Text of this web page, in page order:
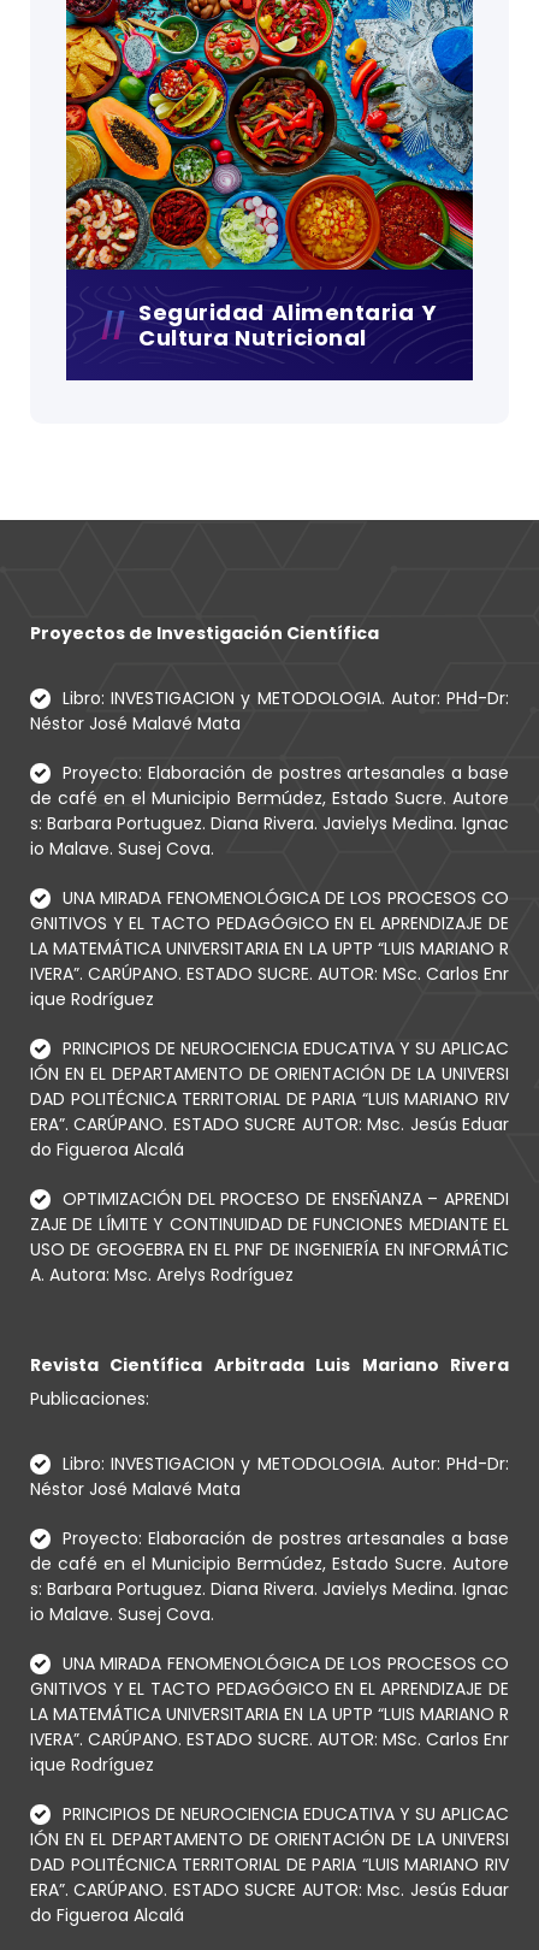
Seguridad Alimentaria Y
Cultura Nutricional
Proyectos de Investigación Científica
Libro: INVESTIGACION y METODOLOGIA. Autor: PHd-Dr:
Néstor José Malavé Mata
Proyecto: Elaboración de postres artesanales a base
de café en el Municipio Bermúdez, Estado Sucre. Autore
s: Barbara Portuguez. Diana Rivera. Javielys Medina. Ignac
io Malave. Susej Cova.
UNA MIRADA FENOMENOLÓGICA DE LOS PROCESOS CO
GNITIVOS Y EL TACTO PEDAGÓGICO EN EL APRENDIZAJE DE
LA MATEMÁTICA UNIVERSITARIA EN LA UPTP “LUIS MARIANO R
IVERA”. CARÚPANO. ESTADO SUCRE. AUTOR: MSc. Carlos Enr
ique Rodríguez
PRINCIPIOS DE NEUROCIENCIA EDUCATIVA Y SU APLICAC
IÓN EN EL DEPARTAMENTO DE ORIENTACIÓN DE LA UNIVERSI
DAD POLITÉCNICA TERRITORIAL DE PARIA “LUIS MARIANO RIV
ERA”. CARÚPANO. ESTADO SUCRE AUTOR: Msc. Jesús Eduar
do Figueroa Alcalá
OPTIMIZACIÓN DEL PROCESO DE ENSEÑANZA – APRENDI
ZAJE DE LÍMITE Y CONTINUIDAD DE FUNCIONES MEDIANTE EL
USO DE GEOGEBRA EN EL PNF DE INGENIERÍA EN INFORMÁTIC
A. Autora: Msc. Arelys Rodríguez
Revista Científica Arbitrada Luis Mariano Rivera
Publicaciones:
Libro: INVESTIGACION y METODOLOGIA. Autor: PHd-Dr:
Néstor José Malavé Mata
Proyecto: Elaboración de postres artesanales a base
de café en el Municipio Bermúdez, Estado Sucre. Autore
s: Barbara Portuguez. Diana Rivera. Javielys Medina. Ignac
io Malave. Susej Cova.
UNA MIRADA FENOMENOLÓGICA DE LOS PROCESOS CO
GNITIVOS Y EL TACTO PEDAGÓGICO EN EL APRENDIZAJE DE
LA MATEMÁTICA UNIVERSITARIA EN LA UPTP “LUIS MARIANO R
IVERA”. CARÚPANO. ESTADO SUCRE. AUTOR: MSc. Carlos Enr
ique Rodríguez
PRINCIPIOS DE NEUROCIENCIA EDUCATIVA Y SU APLICAC
IÓN EN EL DEPARTAMENTO DE ORIENTACIÓN DE LA UNIVERSI
DAD POLITÉCNICA TERRITORIAL DE PARIA “LUIS MARIANO RIV
ERA”. CARÚPANO. ESTADO SUCRE AUTOR: Msc. Jesús Eduar
do Figueroa Alcalá